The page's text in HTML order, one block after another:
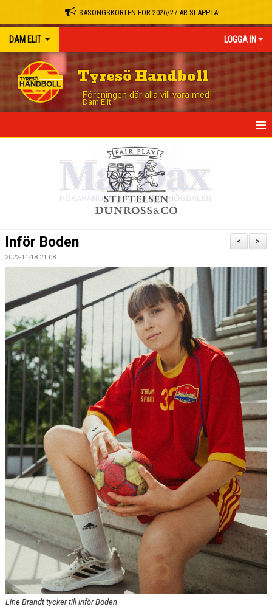
SÄSONGSKORTEN FÖR 2026/27 ÄR SLÄPPTA!
DAM ELIT LOGGA IN
Tyresö Handboll
Föreningen där alla vill vara med!
Dam Elit
TABELL
KONTAKT
>
<
Inför Boden
2022-11-18 21:08
Line Brandt tycker till inför Boden